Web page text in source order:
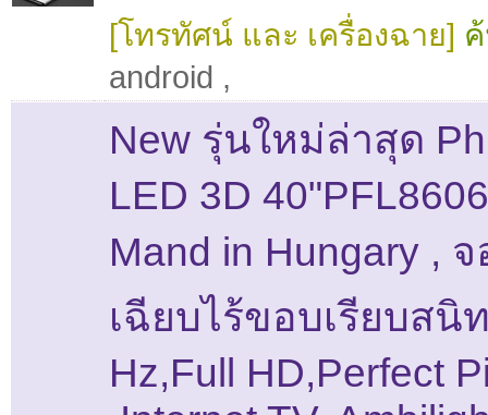
[โทรทัศน์ และ เครื่องฉาย]
android ,
New รุ่นใหม่ล่าสุด
LED 3D
Mand in Hungary ,
เฉียบไร้ขอบเรียบสนิ
Hz,Full HD,Perfect